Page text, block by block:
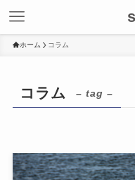
ホーム コラム
コラム – tag –